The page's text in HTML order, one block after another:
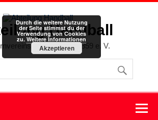
Handball
Memmingen 1859 e. V.
Durch die weitere Nutzung
der Seite stimmst du der
Verwendung von Cookies
zu. Weitere Informationen
Akzeptieren